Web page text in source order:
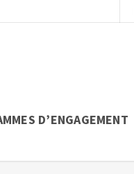
D’ENGAGEMENT